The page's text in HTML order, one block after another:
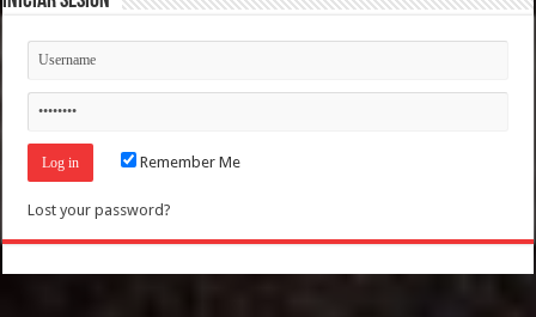
Remember Me
Lost your password?